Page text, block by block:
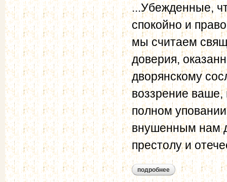
...Убежденные,
спокойно и
мы считаем
доверия,
дворянскому
воззрение ваше,
полном
внушенным нам
престолу и
подробнее о адрес 5-ти